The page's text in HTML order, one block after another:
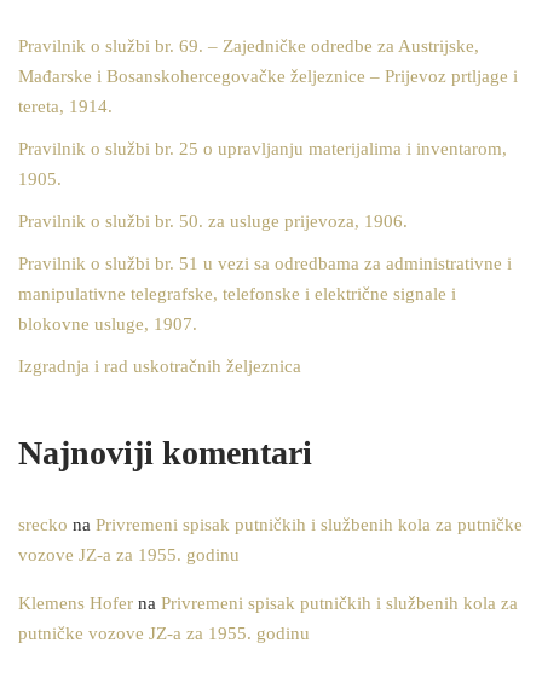
Pravilnik o službi br. 69. – Zajedničke odredbe za Austrijske,
Mađarske i Bosanskohercegovačke željeznice – Prijevoz prtljage i
tereta, 1914.
Pravilnik o službi br. 25 o upravljanju materijalima i inventarom,
1905.
Pravilnik o službi br. 50. za usluge prijevoza, 1906.
Pravilnik o službi br. 51 u vezi sa odredbama za administrativne i
manipulativne telegrafske, telefonske i električne signale i
blokovne usluge, 1907.
Izgradnja i rad uskotračnih željeznica
Najnoviji komentari
srecko na Privremeni spisak putničkih i službenih kola za putničke
vozove JZ-a za 1955. godinu
Klemens Hofer na Privremeni spisak putničkih i službenih kola za
putničke vozove JZ-a za 1955. godinu